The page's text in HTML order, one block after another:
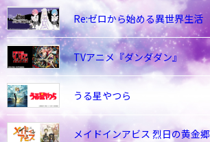
Re:ゼロから始める異世界生活
TVアニメ『ダンダダン』
うる星やつら
メイドインアビス 烈日の黄金郷